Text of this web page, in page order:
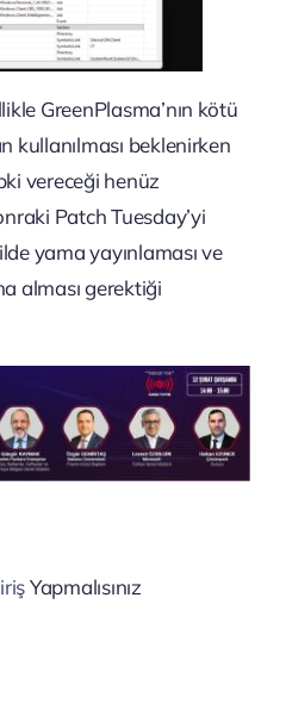
GreenPlasma’nın kötü
kullanılması beklenirken
vereceği henüz
Patch Tuesday’yi
yama yayınlaması ve
alması gerektiği
Yapmalısınız